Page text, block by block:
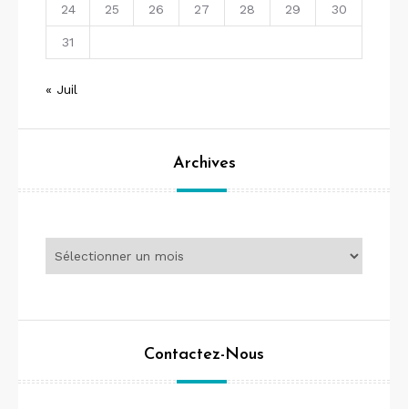
24 25 26 27 28 29 30
31
« Juil
Archives
Contactez-Nous